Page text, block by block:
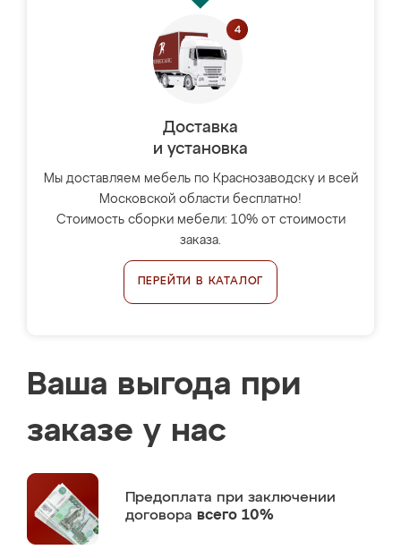
Доставка
и установка
Мы доставляем мебель по Краснозаводску и всей
Московской области бесплатно!
Стоимость сборки мебели: 10% от стоимости
заказа.
ПЕРЕЙТИ В КАТАЛОГ
Ваша выгода при
заказе у нас
Предоплата при заключении
договора всего 10%